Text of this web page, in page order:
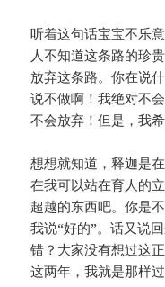
听着这句话宝宝不乐
人不知道这条路的珍
放弃这条路。你在说
说不做啊！我绝对不
不会放弃！但是，我
想想就知道，释迦是
在我可以站在育人的
超越的东西吧。你是
我说“好的”。话又说
错？大家没有想过这
这两年，我就是那样过